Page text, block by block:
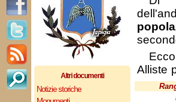
Altri documenti
Notizie storiche
Alliste